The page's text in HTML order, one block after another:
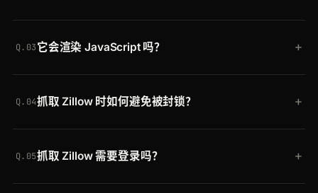
extractor即可改为获取结构化 JSON。
HTML；添加 generic extractor（
scraper=generic-
Q.03它会渲染 JavaScript 吗？ +
照片库、房产详情和地图都会被捕获，而不仅仅是初
Q.04抓取 Zillow 时如何避免被封锁？ +
清除机器人墙和速率限制。你无需管理代理或破解
Q.05抓取 Zillow 需要登录吗？ +